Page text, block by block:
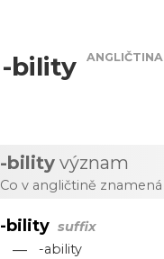
-bility ANGLIČTINA
-bility význam
Co v angličtině znamená
-bility suffix
— -ability